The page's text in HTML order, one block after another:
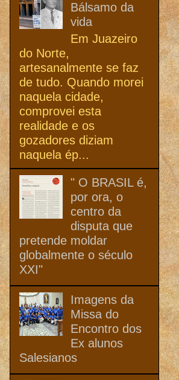
Bálsamo da
vida
Em Juazeiro
do Norte,
artesanalmente se faz
de tudo. Quando morei
naquela cidade,
comprovei esta
realidade e os
gozadores diziam
naquela ép...
" O BRASIL é,
por ora, o
centro da
disputa que
pretende moldar
globalmente o século
XXI"
Imagens da
Missa do
Encontro dos
Ex alunos
Salesianos